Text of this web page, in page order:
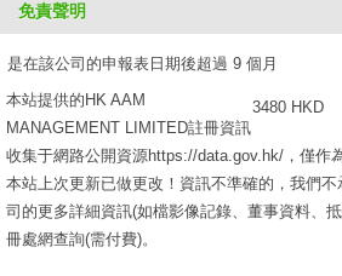
是在該公司的申報表日期後超過 9 個月
3480 HKD
免責聲明
本站提供的HK AAM
MANAGEMENT LIMITED註冊資訊
收集于網路公開資源https://data.gov.hk/，僅作
本站上次更新已做更改！資訊不準確的，我們
司的更多詳細資訊(如檔影像記錄、董事資料、
冊處網查詢(需付費)。